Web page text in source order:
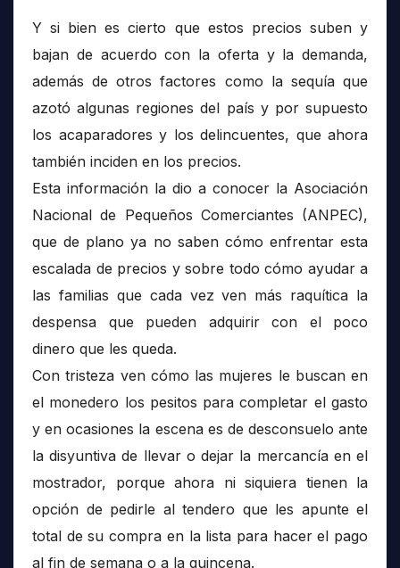
Y si bien es cierto que estos precios suben y
bajan de acuerdo con la oferta y la demanda,
además de otros factores como la sequía que
azotó algunas regiones del país y por supuesto
los acaparadores y los delincuentes, que ahora
también inciden en los precios.
Esta información la dio a conocer la Asociación
Nacional de Pequeños Comerciantes (ANPEC),
que de plano ya no saben cómo enfrentar esta
escalada de precios y sobre todo cómo ayudar a
las familias que cada vez ven más raquítica la
despensa que pueden adquirir con el poco
dinero que les queda.
Con tristeza ven cómo las mujeres le buscan en
el monedero los pesitos para completar el gasto
y en ocasiones la escena es de desconsuelo ante
la disyuntiva de llevar o dejar la mercancía en el
mostrador, porque ahora ni siquiera tienen la
opción de pedirle al tendero que les apunte el
total de su compra en la lista para hacer el pago
al fin de semana o a la quincena.